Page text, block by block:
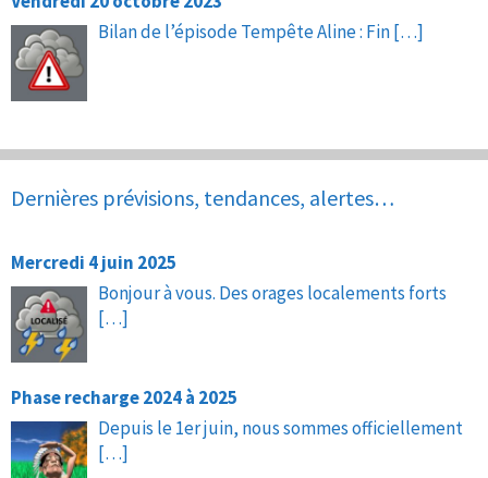
Bilan de l’épisode Tempête Aline : Fin[…]
Dernières prévisions, tendances, alertes…
Mercredi 4 juin 2025
Bonjour à vous. Des orages localements forts
[…]
Phase recharge 2024 à 2025
Depuis le 1er juin, nous sommes officiellement
[…]